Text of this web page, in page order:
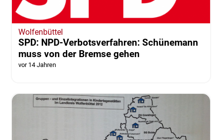
Wolfenbüttel
SPD: NPD-Verbotsverfahren: Schünemann
muss von der Bremse gehen
vor 14 Jahren